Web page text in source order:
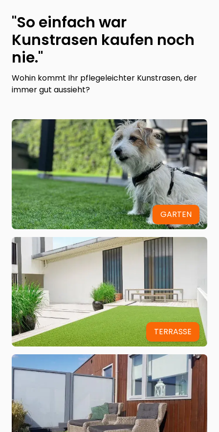
"So einfach war
Kunstrasen kaufen noch
nie."
Wohin kommt Ihr pflegeleichter Kunstrasen, der
immer gut aussieht?
GARTEN
TERRASSE